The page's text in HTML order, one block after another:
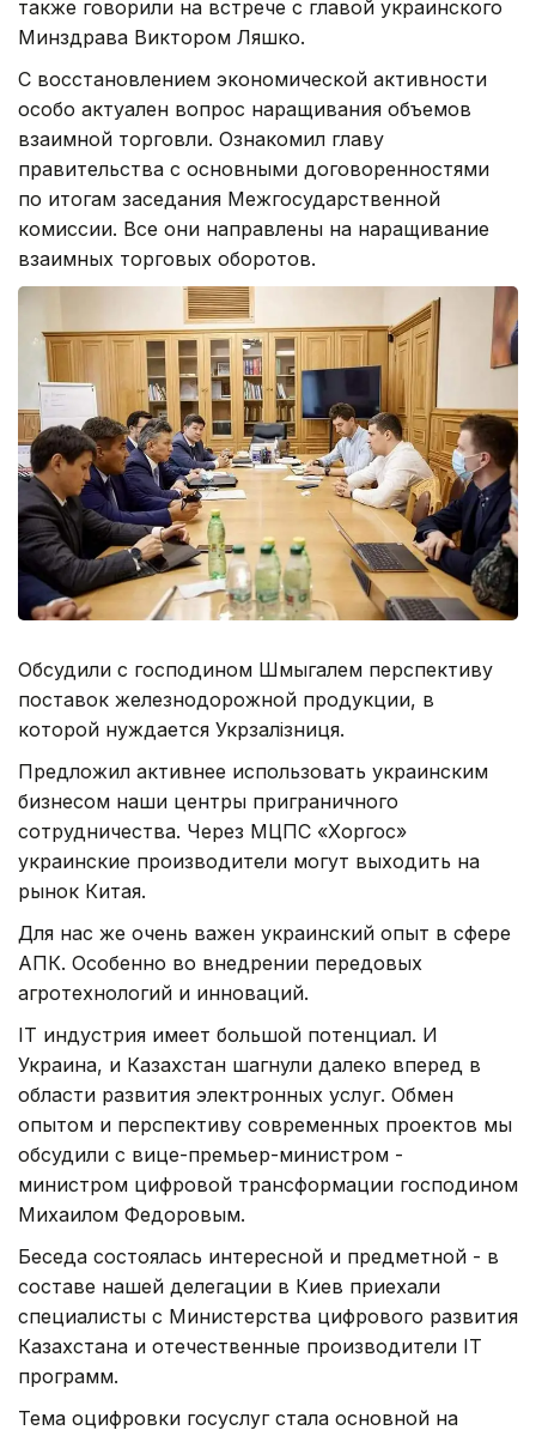
также говорили на встрече с главой украинского
Минздрава Виктором Ляшко.
С восстановлением экономической активности
особо актуален вопрос наращивания объемов
взаимной торговли. Ознакомил главу
правительства с основными договоренностями
по итогам заседания Межгосударственной
комиссии. Все они направлены на наращивание
взаимных торговых оборотов.
Обсудили с господином Шмыгалем перспективу
поставок железнодорожной продукции, в
которой нуждается Укрзалізниця.
Предложил активнее использовать украинским
бизнесом наши центры приграничного
сотрудничества. Через МЦПС «Хоргос»
украинские производители могут выходить на
рынок Китая.
Для нас же очень важен украинский опыт в сфере
АПК. Особенно во внедрении передовых
агротехнологий и инноваций.
IT индустрия имеет большой потенциал. И
Украина, и Казахстан шагнули далеко вперед в
области развития электронных услуг. Обмен
опытом и перспективу современных проектов мы
обсудили с вице-премьер-министром -
министром цифровой трансформации господином
Михаилом Федоровым.
Беседа состоялась интересной и предметной - в
составе нашей делегации в Киев приехали
специалисты с Министерства цифрового развития
Казахстана и отечественные производители IT
программ.
Тема оцифровки госуслуг стала основной на